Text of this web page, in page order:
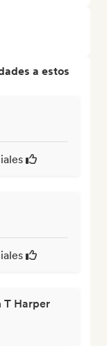
a estos
T Harper